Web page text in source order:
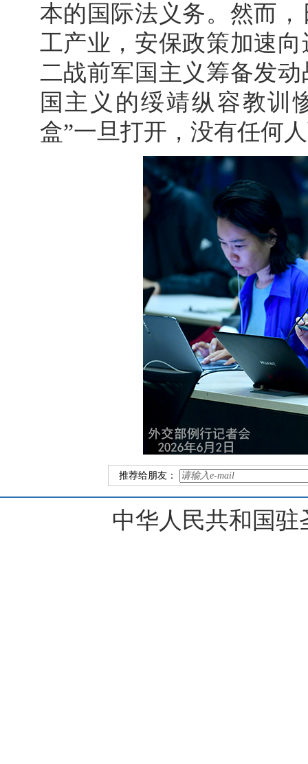
本的国际法义务。然而
工产业，安保政策加速
二战前军国主义筹备发
国主义的绥靖纵容教训
盒”一旦打开，没有任何
推荐给朋友：
中华人民共和国